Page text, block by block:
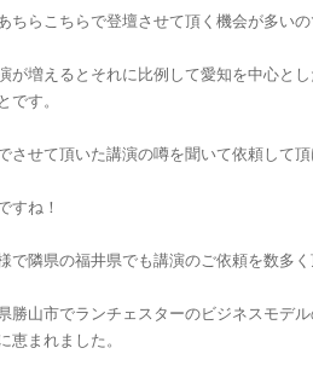
ちらこちらで登壇させて頂く機会が多い
が増えるとそれに比例して愛知を中心と
です。
させて頂いた講演の噂を聞いて依頼して
すね！
で隣県の福井県でも講演のご依頼を数多く
勝山市でランチェスターのビジネスモデ
恵まれました。